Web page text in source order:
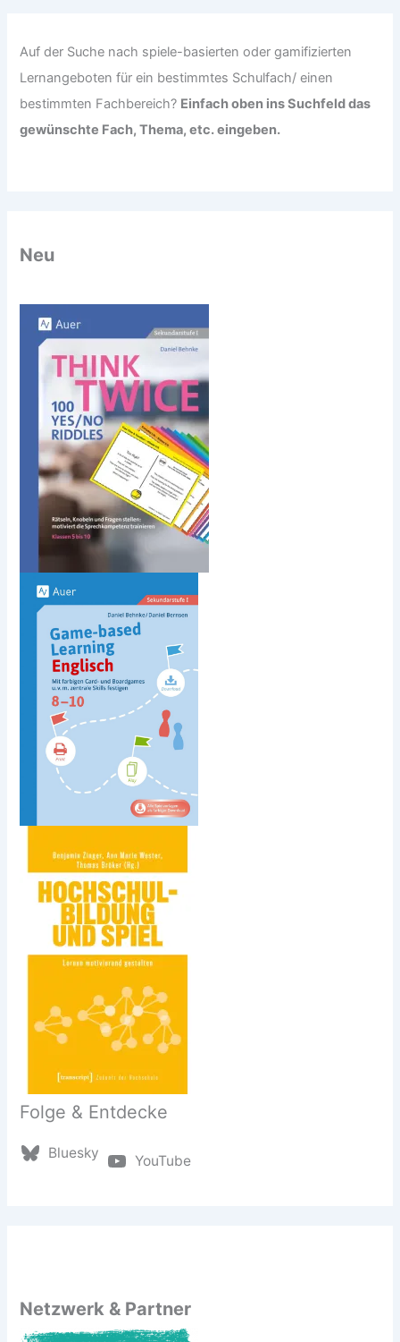
Auf der Suche nach spiele-basierten oder gamifizierten
Lernangeboten für ein bestimmtes Schulfach/ einen
bestimmten Fachbereich? Einfach oben ins Suchfeld das
gewünschte Fach, Thema, etc. eingeben.
Neu
Folge & Entdecke
Bluesky YouTube
Netzwerk & Partner